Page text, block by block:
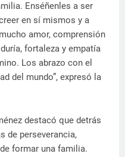
Enséñenles a ser
en sí mismos y a
amor, comprensión
fortaleza y empatía
Los abrazo con el
del mundo”, expresó la
destacó que detrás
de perseverancia,
formar una familia.